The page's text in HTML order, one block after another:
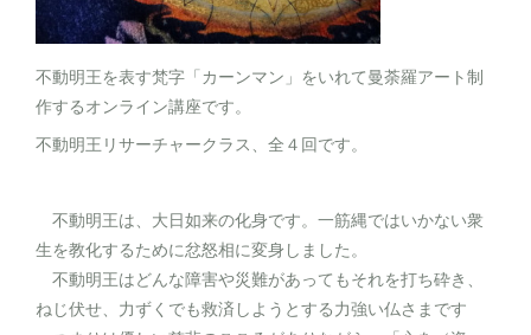
不動明王を表す梵字「カーンマン」をいれて曼荼羅アート制
作するオンライン講座です。
不動明王リサーチャークラス、全４回です。
不動明王は、大日如来の化身です。一筋縄ではいかない衆
生を教化するために忿怒相に変身しました。
不動明王はどんな障害や災難があってもそれを打ち砕き、
ねじ伏せ、力ずくでも救済しようとする力強い仏さまです